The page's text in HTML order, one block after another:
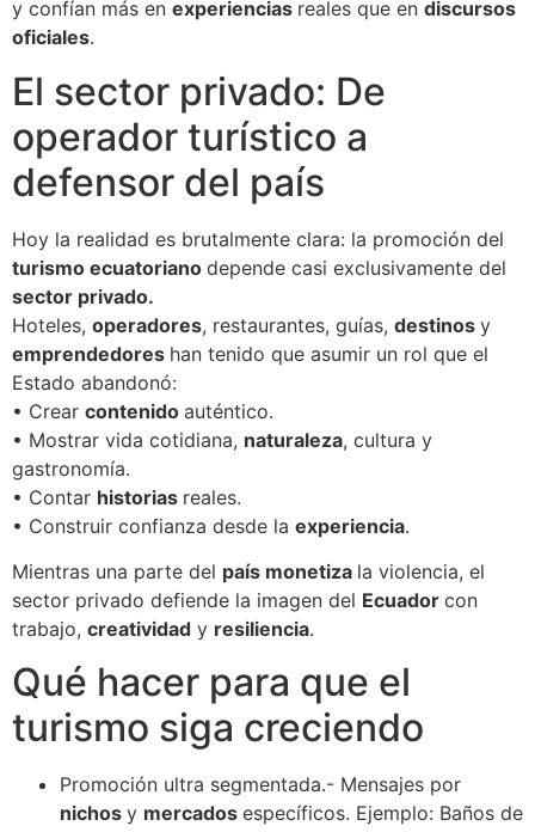
y confían más en experiencias reales que en discursos
oficiales.
El sector privado: De
operador turístico a
defensor del país
Hoy la realidad es brutalmente clara: la promoción del
turismo ecuatoriano depende casi exclusivamente del
sector privado.
Hoteles, operadores, restaurantes, guías, destinos y
emprendedores han tenido que asumir un rol que el
Estado abandonó:
• Crear contenido auténtico.
• Mostrar vida cotidiana, naturaleza, cultura y
gastronomía.
• Contar historias reales.
• Construir confianza desde la experiencia.
Mientras una parte del país monetiza la violencia, el
sector privado defiende la imagen del Ecuador con
trabajo, creatividad y resiliencia.
Qué hacer para que el
turismo siga creciendo
Promoción ultra segmentada.- Mensajes por
nichos y mercados específicos. Ejemplo: Baños de